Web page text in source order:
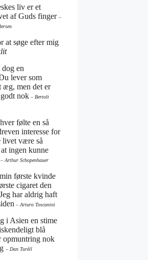
liv er et
af Guds finger –
at søge efter mig
en
lever som
æg, men det er
nok – Bertolt
følte en så
interesse for
livet være så
ingen kunne
– Arthur Schopenhauer
første kvinde
cigaret den
har aldrig haft
– Arturo Toscanini
i Asien en stime
blå
opmuntring nok
– Dan Turèll